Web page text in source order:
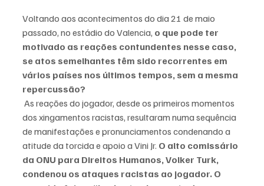
Voltando aos acontecimentos do dia 21 de maio
passado, no estádio do Valencia, o que pode ter
motivado as reações contundentes nesse caso,
se atos semelhantes têm sido recorrentes em
vários países nos últimos tempos, sem a mesma
repercussão?
dos xingamentos racistas, resultaram numa sequência
de manifestações e pronunciamentos condenando a
atitude da torcida e apoio a Vini Jr. O alto comissário
da ONU para Direitos Humanos, Volker Turk,
condenou os ataques racistas ao jogador. O